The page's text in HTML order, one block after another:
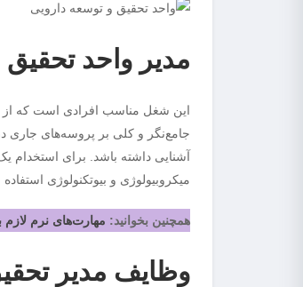
مدیر واحد
این شغل مناسب افرادی است که از
جامع‌نگر و کلی بر پروسه‌های جاری
آشنایی داشته باشد. برای استخدام
میکروبیولوژی و بیوتکنولوژی استفاده
همچنین بخوانید: مهارت‌های نرم لازم
وظایف مدیر